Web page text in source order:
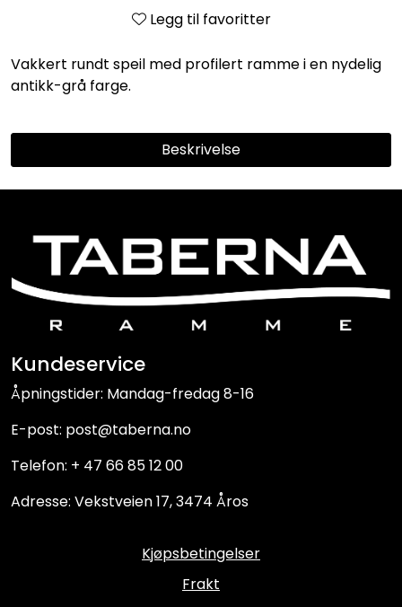
Legg til favoritter
Vakkert rundt speil med profilert ramme i en nydelig
antikk-grå farge.
Beskrivelse
Kundeservice
Åpningstider: Mandag-fredag 8-16
E-post: post@taberna.no
Telefon: + 47 66 85 12 00
Adresse: Vekstveien 17, 3474 Åros
Kjøpsbetingelser
Frakt